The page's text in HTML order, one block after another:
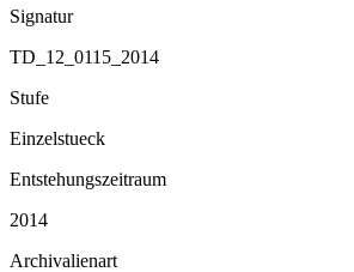
Signatur
TD_12_0115_2014
Stufe
Einzelstueck
Entstehungszeitraum
2014
Archivalienart